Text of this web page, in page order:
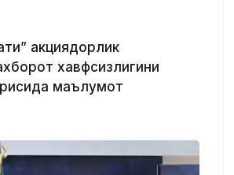
акциядорлик
хавфсизлигини
маълумот